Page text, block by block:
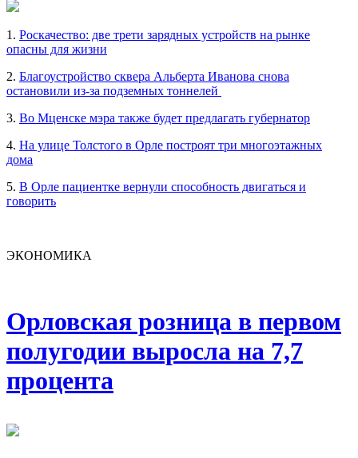
1. Роскачество: две трети зарядных устройств на рынке
опасны для жизни
2. Благоустройство сквера Альберта Иванова снова
остановили из-за подземных тоннелей
3. Во Мценске мэра также будет предлагать губернатор
4. На улице Толстого в Орле построят три многоэтажных
дома
5. В Орле пациентке вернули способность двигаться и
говорить
ЭКОНОМИКА
Орловская розница в первом
полугодии выросла на 7,7
процента